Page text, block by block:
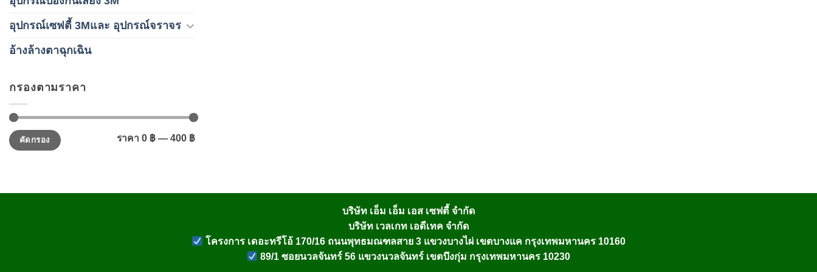
อุปกรณ์เซฟตี้ 3Mและ อุปกรณ์จราจร
อ้างล้างตาฉุกเฉิน
กรองตามราคา
ราคา
ต่ำ
สุด
ราคา
สูงสุดคัดกรอง ราคา 0 ฿ — 400 ฿
บริษัท เอ็ม เอ็ม เอส เซฟตี้ จำกัด
บริษัท เวลเกท เอดีเทค จำกัด
โครงการ เดอะทรีโอ้ 170/16 ถนนพุทธมณฑลสาย 3 แขวงบางไผ่ เขตบางแค กรุงเทพมหานคร 10160
89/1 ซอยนวลจันทร์ 56 แขวงนวลจันทร์ เขตบึงกุ่ม กรุงเทพมหานคร 10230